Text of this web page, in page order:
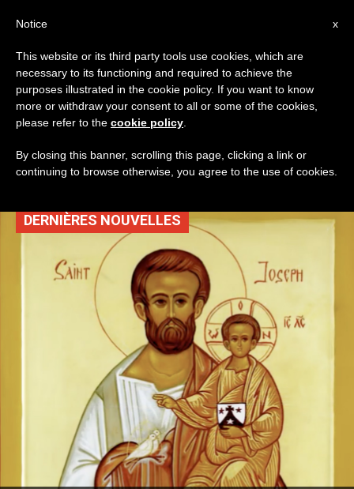
TAG
Posts Tagged ‘ارتداد
القدّيس بولس’
DERNIÈRES NOUVELLES
x
Notice
This website or its third party tools use cookies, which are
necessary to its functioning and required to achieve the
purposes illustrated in the cookie policy. If you want to know
more or withdraw your consent to all or some of the cookies,
please refer to the cookie policy
By closing this banner, scrolling this page, clicking a link or
continuing to browse otherwise, you agree to the use of cookies.